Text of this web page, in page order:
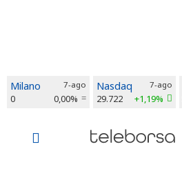
Milano 7-ago
0 0,00%
Nasdaq 7-ago
29.722 +1,19%